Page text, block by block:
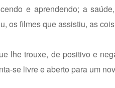
e aprendendo; a
os filmes que assistiu, as
lhe trouxe, de positivo e
se livre e aberto para um